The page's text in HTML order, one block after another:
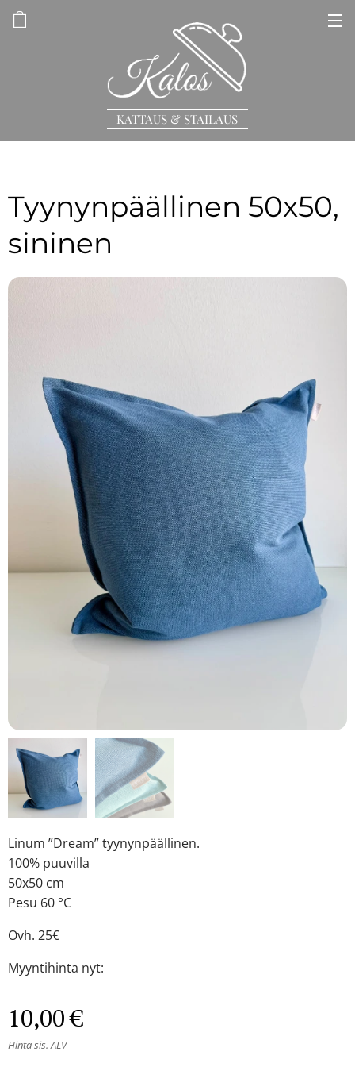
KATTAUS & STAILAUS
Tyynynpäällinen 50x50,
sininen
Linum ”Dream” tyynynpäällinen.
100% puuvilla
50x50 cm
Pesu 60 °C
Ovh. 25€
Myyntihinta nyt:
10,00€
Hinta sis. ALV